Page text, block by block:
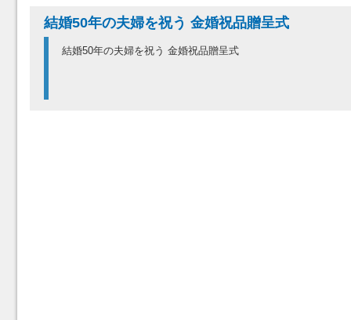
結婚50年の夫婦を祝う 金婚祝品贈呈式
結婚50年の夫婦を祝う 金婚祝品贈呈式